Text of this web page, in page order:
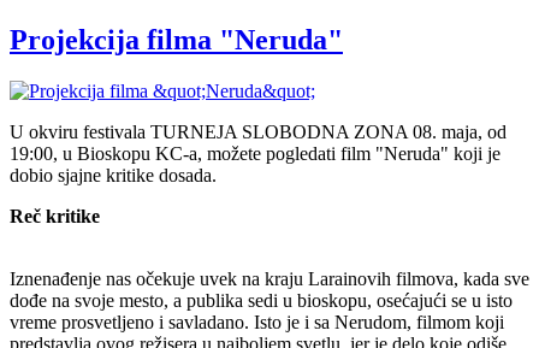
Projekcija filma "Neruda"
U okviru festivala TURNEJA SLOBODNA ZONA 08. maja, od
19:00, u Bioskopu KC-a, možete pogledati film "Neruda" koji je
dobio sjajne kritike dosada.
Reč kritike
Iznenađenje nas očekuje uvek na kraju Larainovih filmova, kada sve
dođe na svoje mesto, a publika sedi u bioskopu, osećajući se u isto
vreme prosvetljeno i savladano. Isto je i sa Nerudom, filmom koji
predstavlja ovog režisera u najboljem svetlu, jer je delo koje odiše